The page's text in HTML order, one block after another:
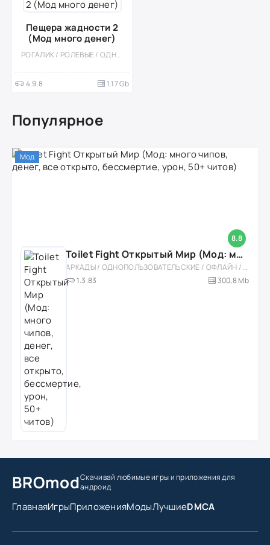
Пещера жадности 2
(Мод много денег)
РОГАЛИК / РОЛЕВЫЕ / ОДНОПОЛЬЗОВАТЕЛЬСКИЕ / ИЗОМЕТРИЯ / КАЗУАЛЬНЫЕ / МНОГОПОЛЬЗОВАТЕЛЬСКАЯ / СТИЛИЗАЦИЯ / МОД / ЭКШЕНЫ / БОЛЬШАЯ / ИССЛЕДОВАНИЯ / МОНСТРЫ
4.9.8 1.17 Gb
Популярное
8.8
Мод
Toilet Fight Открытый Мир (Мод: много чипов, денег, все открыто, бессмертие, урон, 50+ читов)
АРКАДЫ / ОДНОПОЛЬЗОВАТЕЛЬСКИЕ / ОФЛАЙН / МОД / РОЛЕВЫЕ / ШУТЕРЫ / ОТКРЫТЫЙ МИР / ВСТРОЕННЫЙ КЕШ / 3D / ЭКШЕНЫ / ТУАЛЕТНЫЕ ВОЙНЫ / ДЛЯ ДЕТЕЙ
1.3.83
300,8 Mb
BROmodСкачивай любимые игрыи приложения для
андроид
ГлавнаяИгрыПриложенияМодыЛучшиеDMCA